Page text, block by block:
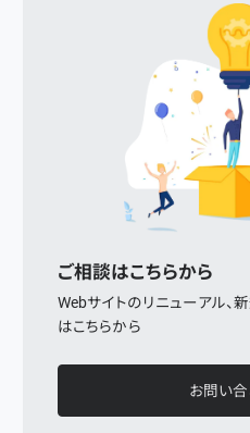
ご相談はこちらから
Webサイトのリニューアル、
はこちらから
お問い